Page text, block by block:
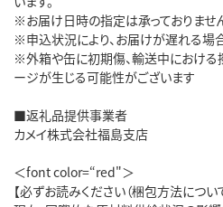
※お届け日時の指定は承っておりませ
※申込状況により、お届けが遅れる場
※外箱や缶に初期傷、輸送中における
ージが生じる可能性がございます
■返礼品提供事業者
カメイ株式会社福島支店
＜font color=“red"＞
【必ずお読みください（梱包方法について